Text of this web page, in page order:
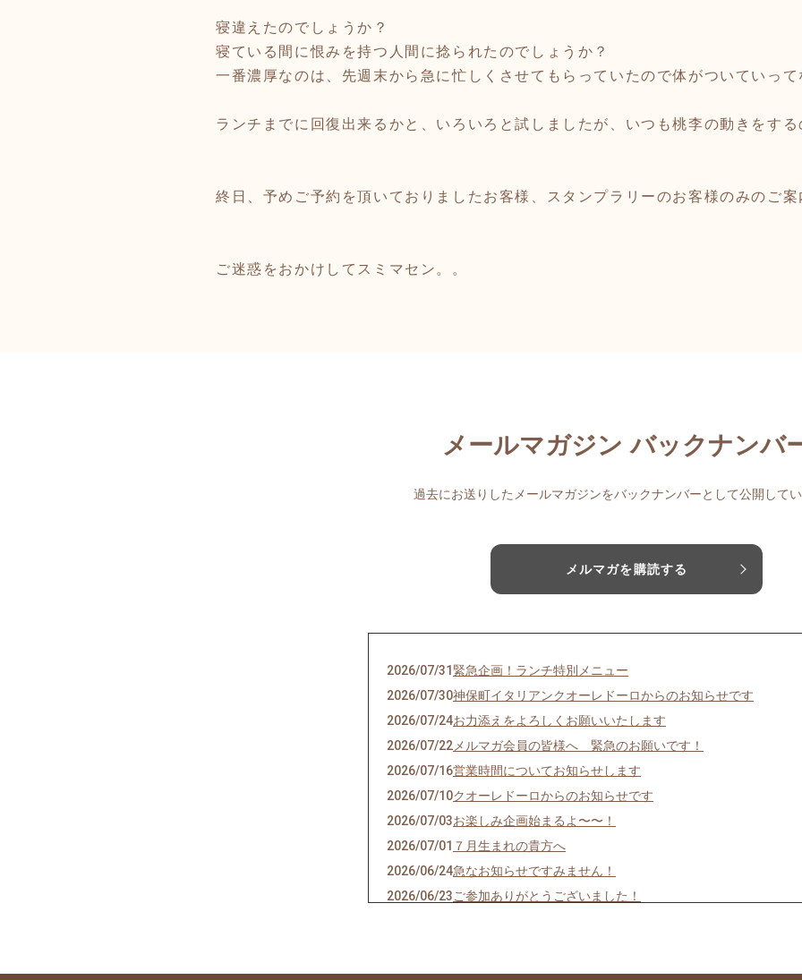
寝違えたのでしょうか？
寝ている間に恨みを持つ人間に捻られたのでしょうか？
一番濃厚なのは、先週末から急に忙しくさせてもらっていたので体がついていっ
ランチまでに回復出来るかと、いろいろと試しましたが、いつも桃李の動きをす
終日、予めご予約を頂いておりましたお客様、スタンプラリーのお客様のみのご
ご迷惑をおかけしてスミマセン。。
メールマガジン バックナンバ
過去にお送りしたメールマガジンをバックナンバーとして公開して
メルマガを購読する
2026/07/31 緊急企画！ランチ特別メニュー
2026/07/30神保町イタリアンクオーレドーロからのお知らせです
2026/07/24お力添えをよろしくお願いいたします
2026/07/22 メルマガ会員の皆様へ 緊急のお願いです！
2026/07/16営業時間についてお知らせします
2026/07/10クオーレドーロからのお知らせです
2026/07/03お楽しみ企画始まるよ〜〜！
2026/07/01 ７月生まれの貴方へ
2026/06/24急なお知らせですみません！
2026/06/23ご参加ありがとうございました！
2026/05/28営業時間のご案内です